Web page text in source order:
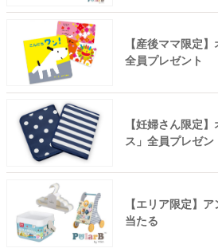
【産後ママ限定
全員プレゼント
【妊婦さん限定
ス」全員プレゼン
【エリア限定】
当たる